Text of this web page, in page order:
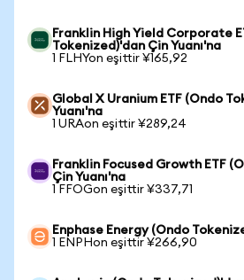
Franklin High Yield Corporate
Tokenized)'dan Çin Yuanı'na
1 FLHYon eşittir ¥165,92
Global X Uranium ETF (Ondo
Yuanı'na
1 URAon eşittir ¥289,24
Franklin Focused Growth ETF
Çin Yuanı'na
1 FFOGon eşittir ¥337,71
Enphase Energy (Ondo
1 ENPHon eşittir ¥266,90